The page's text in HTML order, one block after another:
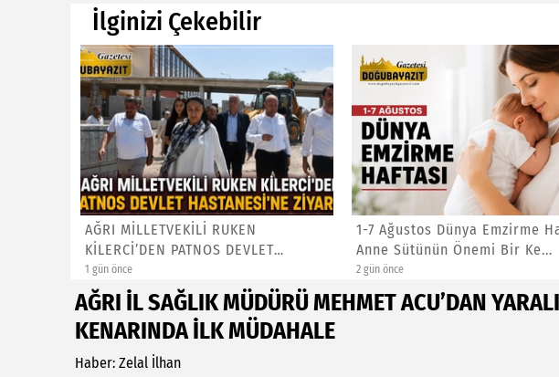
İlginizi Çekebilir
AĞRI MİLLETVEKİLİ RUKEN
KİLERCİ’DEN PATNOS DEVLET
HASTANESİ’...
1 gün önce
1-7 Ağustos Dünya Emzirme
Anne Sütünün Önemi Bir Ke...
2 gün önce
AĞRI İL SAĞLIK MÜDÜRÜ MEHMET ACU’DAN
KENARINDA İLK MÜDAHALE
Haber: Zelal İlhan